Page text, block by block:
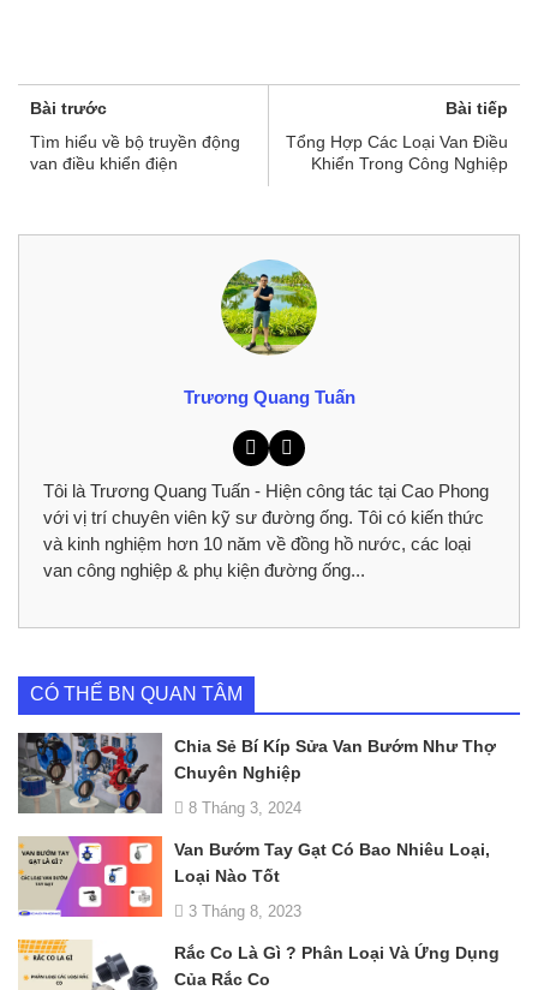
Bài trước
Tìm hiểu về bộ truyền động
van điều khiển điện
Bài tiếp
Tổng Hợp Các Loại Van Điều
Khiển Trong Công Nghiệp
Trương Quang Tuấn
Tôi là Trương Quang Tuấn - Hiện công tác tại Cao Phong
với vị trí chuyên viên kỹ sư đường ống. Tôi có kiến thức
và kinh nghiệm hơn 10 năm về đồng hồ nước, các loại
van công nghiệp & phụ kiện đường ống...
CÓ THỂ BN QUAN TÂM
Chia Sẻ Bí Kíp Sửa Van Bướm Như Thợ
Chuyên Nghiệp
8 Tháng 3, 2024
Van Bướm Tay Gạt Có Bao Nhiêu Loại,
Loại Nào Tốt
3 Tháng 8, 2023
Rắc Co Là Gì ? Phân Loại Và Ứng Dụng
Của Rắc Co